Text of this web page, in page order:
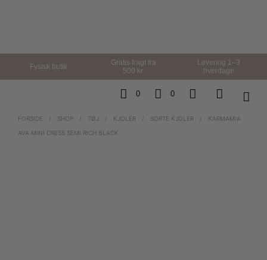
Fysisk butik
Gratis fragt fra
500 kr.
Levering 1–3
hverdage
0 0
FORSIDE / SHOP / TØJ / KJOLER / SORTE KJOLER /
KARMAMIA
AVA MINI DRESS SEMI RICH BLACK